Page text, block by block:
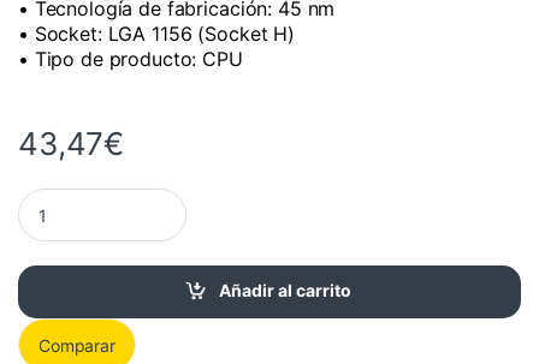
• Tecnología de fabricación: 45 nm
• Socket: LGA 1156 (Socket H)
• Tipo de producto: CPU
43,47€
Procesador Intel Core i5-750 2.66GHz LGA 1156 cantidad
Añadir al carrito
Comparar